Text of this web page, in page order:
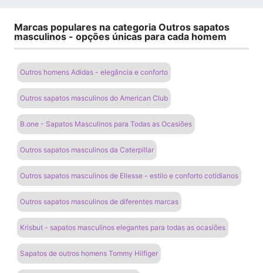
Marcas populares na categoria Outros sapatos
masculinos - opções únicas para cada homem
Outros homens Adidas - elegância e conforto
Outros sapatos masculinos do American Club
B.one - Sapatos Masculinos para Todas as Ocasiões
Outros sapatos masculinos da Caterpillar
Outros sapatos masculinos de Ellesse - estilo e conforto cotidianos
Outros sapatos masculinos de diferentes marcas
Krisbut - sapatos masculinos elegantes para todas as ocasiões
Sapatos de outros homens Tommy Hilfiger